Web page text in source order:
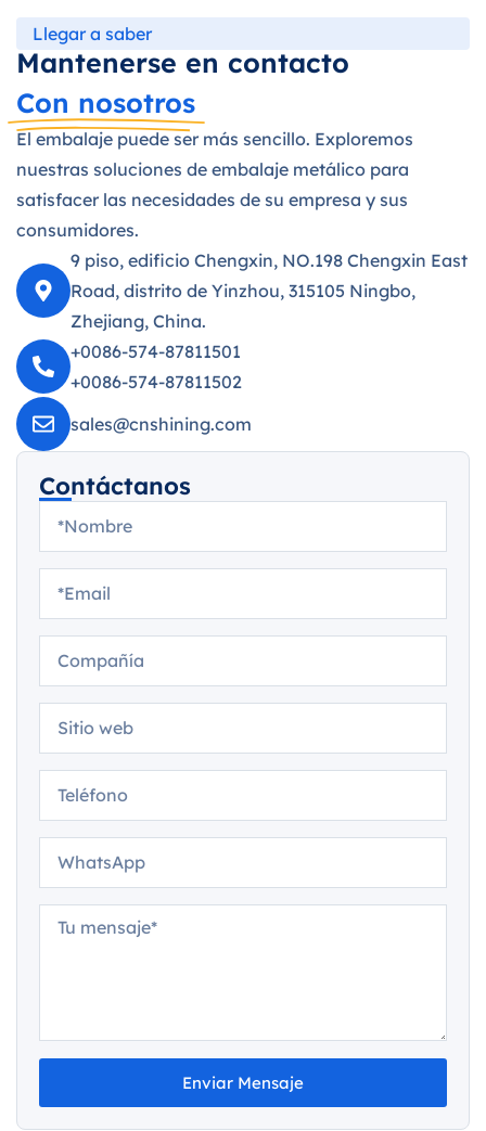
Llegar a saber
Mantenerse en contacto
Con nosotros
El embalaje puede ser más sencillo. Exploremos
nuestras soluciones de embalaje metálico para
satisfacer las necesidades de su empresa y sus
consumidores.
9 piso, edificio Chengxin, NO.198 Chengxin East
Road, distrito de Yinzhou, 315105 Ningbo,
Zhejiang, China.
+0086-574-87811501
+0086-574-87811502
sales@cnshining.com
Contáctanos
Enviar Mensaje